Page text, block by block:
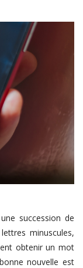
succession de
minuscules,
obtenir un mot
nouvelle est